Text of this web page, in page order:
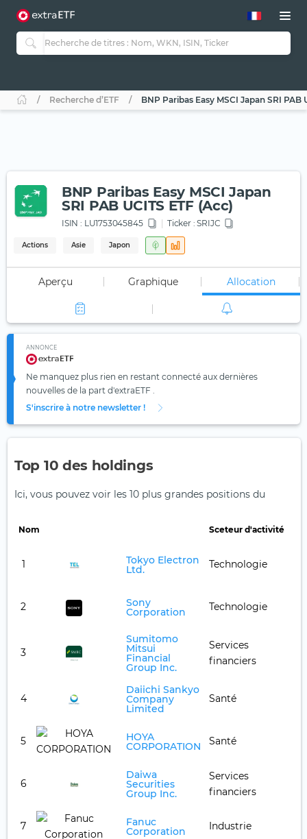
Recherche d’ETF BNP Paribas Easy MSCI Japan SRI PAB
BNP Paribas Easy MSCI Japan
SRI PAB UCITS ETF (Acc)
ISIN : LU1753045845 Ticker : SRIJC
Actions Asie Japon
Aperçu Graphique Allocation
ANNONCE
Ne manquez plus rien en restant connecté aux dernières
nouvelles de la part d'extraETF .
S'inscrire à notre newsletter !
Top 10 des holdings
Ici, vous pouvez voir les 10 plus grandes positions du
Nom Sceteur d'activité
1 Tokyo Electron
Ltd. Technologie
2 Sony
Corporation Technologie
3
Sumitomo
Mitsui
Financial
Group Inc.
Services
financiers
4
Daiichi Sankyo
Company
Limited
Santé
5 HOYA
CORPORATION Santé
6
Daiwa
Securities
Group Inc.
Services
financiers
7 Fanuc
Corporation Industrie